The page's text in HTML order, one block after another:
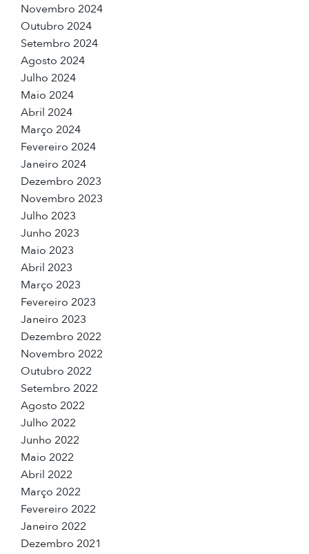
Novembro 2024
Outubro 2024
Setembro 2024
Agosto 2024
Julho 2024
Maio 2024
Abril 2024
Março 2024
Fevereiro 2024
Janeiro 2024
Dezembro 2023
Novembro 2023
Julho 2023
Junho 2023
Maio 2023
Abril 2023
Março 2023
Fevereiro 2023
Janeiro 2023
Dezembro 2022
Novembro 2022
Outubro 2022
Setembro 2022
Agosto 2022
Julho 2022
Junho 2022
Maio 2022
Abril 2022
Março 2022
Fevereiro 2022
Janeiro 2022
Dezembro 2021